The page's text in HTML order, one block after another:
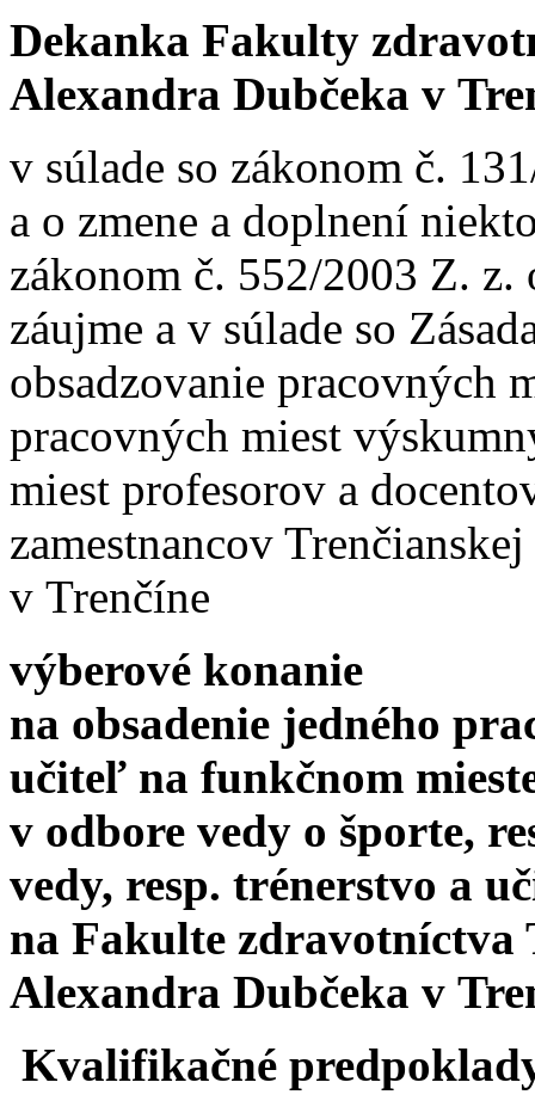
Dekanka Fakulty
Alexandra Dubčeka v
v súlade so zákonom č.
a o zmene a doplnení
zákonom č. 552/2003 Z.
záujme a v súlade so
obsadzovanie pracovných
pracovných miest
miest profesorov a
zamestnancov
v Trenčíne
výberové konanie
na obsadenie jedného
učiteľ na funkčnom
v odbore vedy o športe,
vedy, resp. trénerstvo a
na Fakulte zdravotníctva
Alexandra Dubčeka v
Kvalifikačné